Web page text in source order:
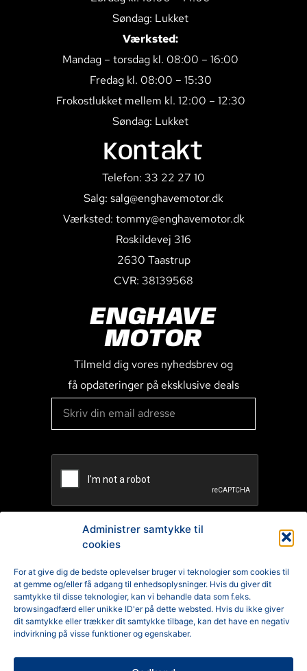
Administrer samtykke til
cookies
For at give dig de bedste oplevelser bruger vi teknologier som cookies til
at gemme og/eller få adgang til enhedsoplysninger. Hvis du giver dit
samtykke til disse teknologier, kan vi behandle data som f.eks.
browsingadfærd eller unikke ID'er på dette websted. Hvis du ikke giver
dit samtykke eller trækker dit samtykke tilbage, kan det have en negativ
indvirkning på visse funktioner og egenskaber.
Søndag: Lukket
Værksted:
Mandag – torsdag kl. 08:00 – 16:00
Fredag kl. 08:00 – 15:30
Frokostlukket mellem kl. 12:00 – 12:30
Søndag: Lukket
Kontakt
Telefon: 33 22 27 10
Salg: salg@enghavemotor.dk
Værksted: tommy@enghavemotor.dk
Roskildevej 316
2630 Taastrup
CVR: 38139568
ENGHAVE
MOTOR
Tilmeld dig vores nyhedsbrev og
få opdateringer på eksklusive deals
Reklamation
Generelle Handelsbetingelser